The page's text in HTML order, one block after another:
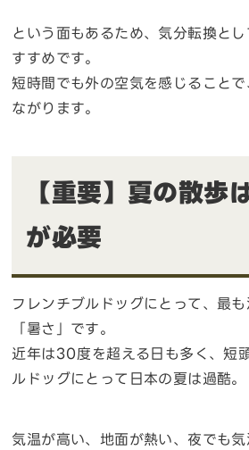
という面もあるため、気分転換と
すすめです。
短時間でも外の空気を感じること
ながります。
【重要】夏の散歩
が必要
フレンチブルドッグにとって、最
「暑さ」です。
近年は30度を超える日も多く、短
ルドッグにとって日本の夏は過酷。
気温が高い、地面が熱い、夜でも